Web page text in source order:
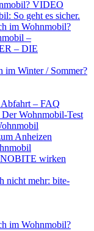
VIDEO
So geht es sicher.
im Wohnmobil?
–
– DIE
im Winter / Sommer?
Abfahrt – FAQ
Der Wohnmobil-Test
Anheizen
wirken
nicht mehr: bite-
im Wohnmobil?